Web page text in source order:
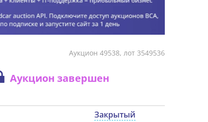
Аукцион 49538, лот 3549536
Аукцион завершен
Закрытый